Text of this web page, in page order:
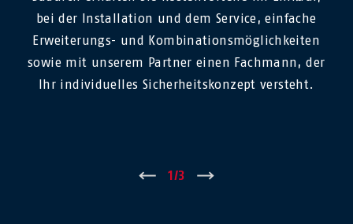
bei der Installation und dem Service, einfache
Erweiterungs- und Kombinationsmöglichkeiten
sowie mit unserem Partner einen Fachmann, der
Ihr individuelles Sicherheitskonzept versteht.
1/3